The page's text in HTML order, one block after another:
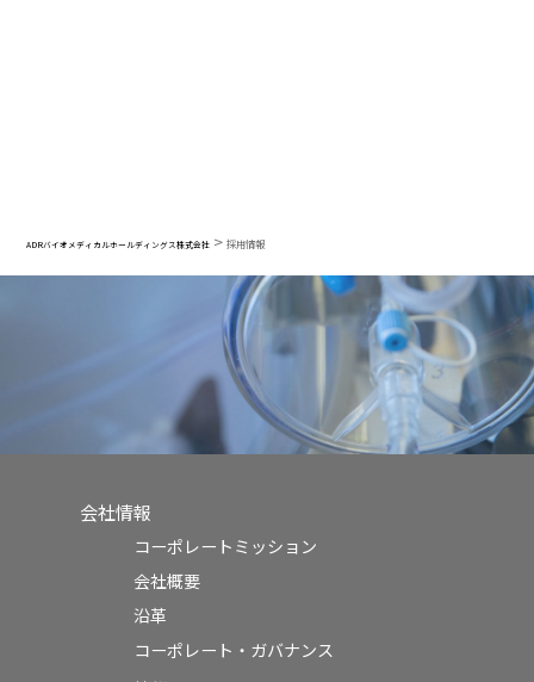
ADRバイオメディカルホールディングス株式会社 >採用情報
会社情報
コーポレートミッション
会社概要
沿革
コーポレート・ガバナンス